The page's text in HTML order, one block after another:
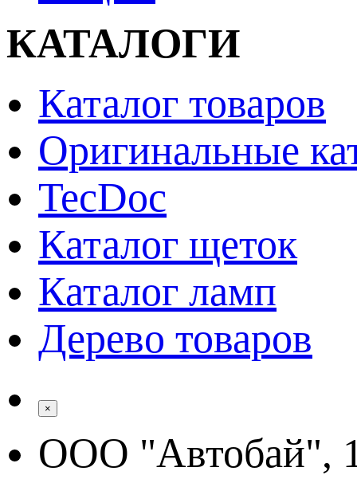
КАТАЛОГИ
Каталог товаров
Оригинальные
TecDoc
Каталог щеток
Каталог ламп
Дерево товаров
×
ООО "Автобай",